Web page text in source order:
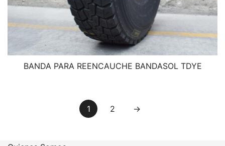
BANDA PARA REENCAUCHE BANDASOL TDYE
1 2 →